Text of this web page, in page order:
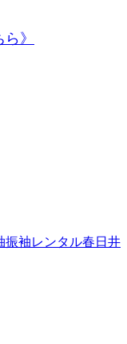
》
振袖レンタル春日井